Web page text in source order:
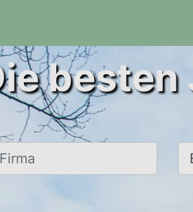
besten